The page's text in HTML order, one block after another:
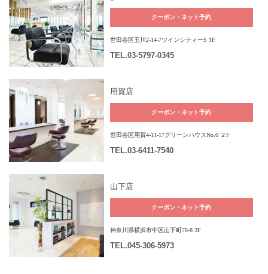
クーポン・ネット予約
世田谷区玉川2-14-7ツインシティーS 1F
TEL.03-5797-0345
用賀店
クーポン・ネット予約
世田谷区用賀4-11-17グリーンハウスNo.6 ２F
TEL.03-6411-7540
山下店
クーポン・ネット予約
神奈川県横浜市中区山下町78-8 3F
TEL.045-306-5973